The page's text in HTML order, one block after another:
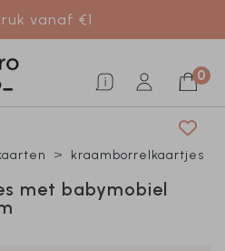
vanaf €1
0
kraamborrelkaartjes
met babymobiel